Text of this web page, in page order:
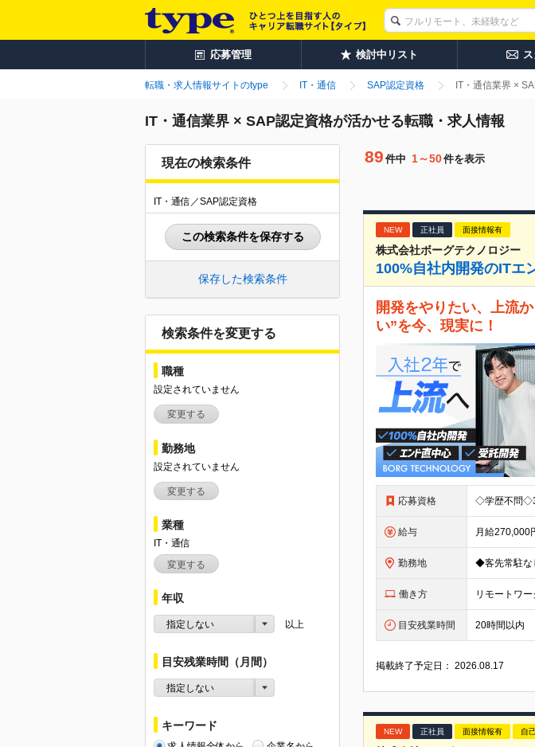
応募管理 検討中リスト
転職・求人情報サイトのtype IT・通信 SAP認定資格 IT・通信業界 ×
IT・通信業界 × SAP認定資格が活かせる転職・求人情報
現在の検索条件
IT・通信／SAP認定資格
この検索条件を保存する
保存した検索条件
検索条件を変更する
職種
設定されていません
変更する
勤務地
設定されていません
変更する
業種
IT・通信
変更する
年収
指定しない 以上
目安残業時間（月間）
指定しない
キーワード
89 件中 1～50件を表示
NEW 正社員 面接情報有
株式会社ボーグテクノロジー
100%自社内開発のITエ
開発をやりたい、上流
い”を今、現実に！
応募資格
給与
勤務地
働き方 リモートワー
目安残業時間 20時間以内
掲載終了予定日：2026.08.17
NEW 正社員 面接情報有 自